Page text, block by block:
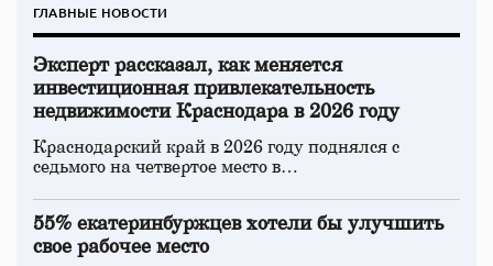
ГЛАВНЫЕ НОВОСТИ
Эксперт рассказал, как меняется
инвестиционная привлекательность
недвижимости Краснодара в 2026 году
Краснодарский край в 2026 году поднялся с
седьмого на четвертое место в…
55% екатеринбуржцев хотели бы улучшить
свое рабочее место